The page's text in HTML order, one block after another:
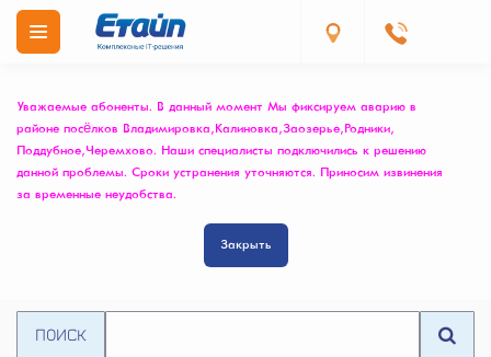
Уважаемые абоненты. В данный момент Мы фиксируем аварию в
районе посёлков Владимировка, Калиновка, Заозерье, Родники,
Поддубное, Черемхово. Наши специалисты подключились к решению
данной проблемы. Сроки устранения уточняются. Приносим извинения
за временные неудобства.
Закрыть
ПОИСК